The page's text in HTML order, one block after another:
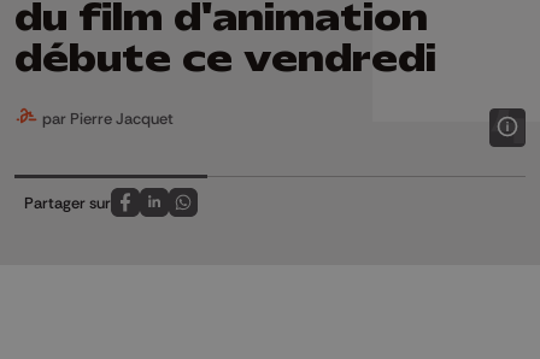
du film d'animation
débute ce vendredi
par Pierre Jacquet
Partager sur
Partagez sur FaceBook
Partagez sur LinkedIn
Partagez sur Whatsapp